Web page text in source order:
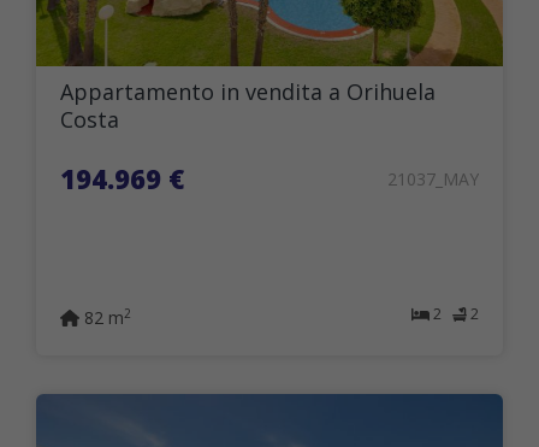
Appartamento in vendita a Orihuela
Costa
194.969 € 21037_MAY
2 2
82 m2